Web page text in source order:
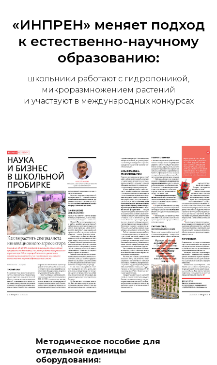
«ИНПРЕН» меняет подход
к естественно-научному
образованию:
школьники работают с гидропоникой,
микроразмножением растений
и участвуют в международных конкурсах
Методическое пособие для
отдельной единицы
оборудования: